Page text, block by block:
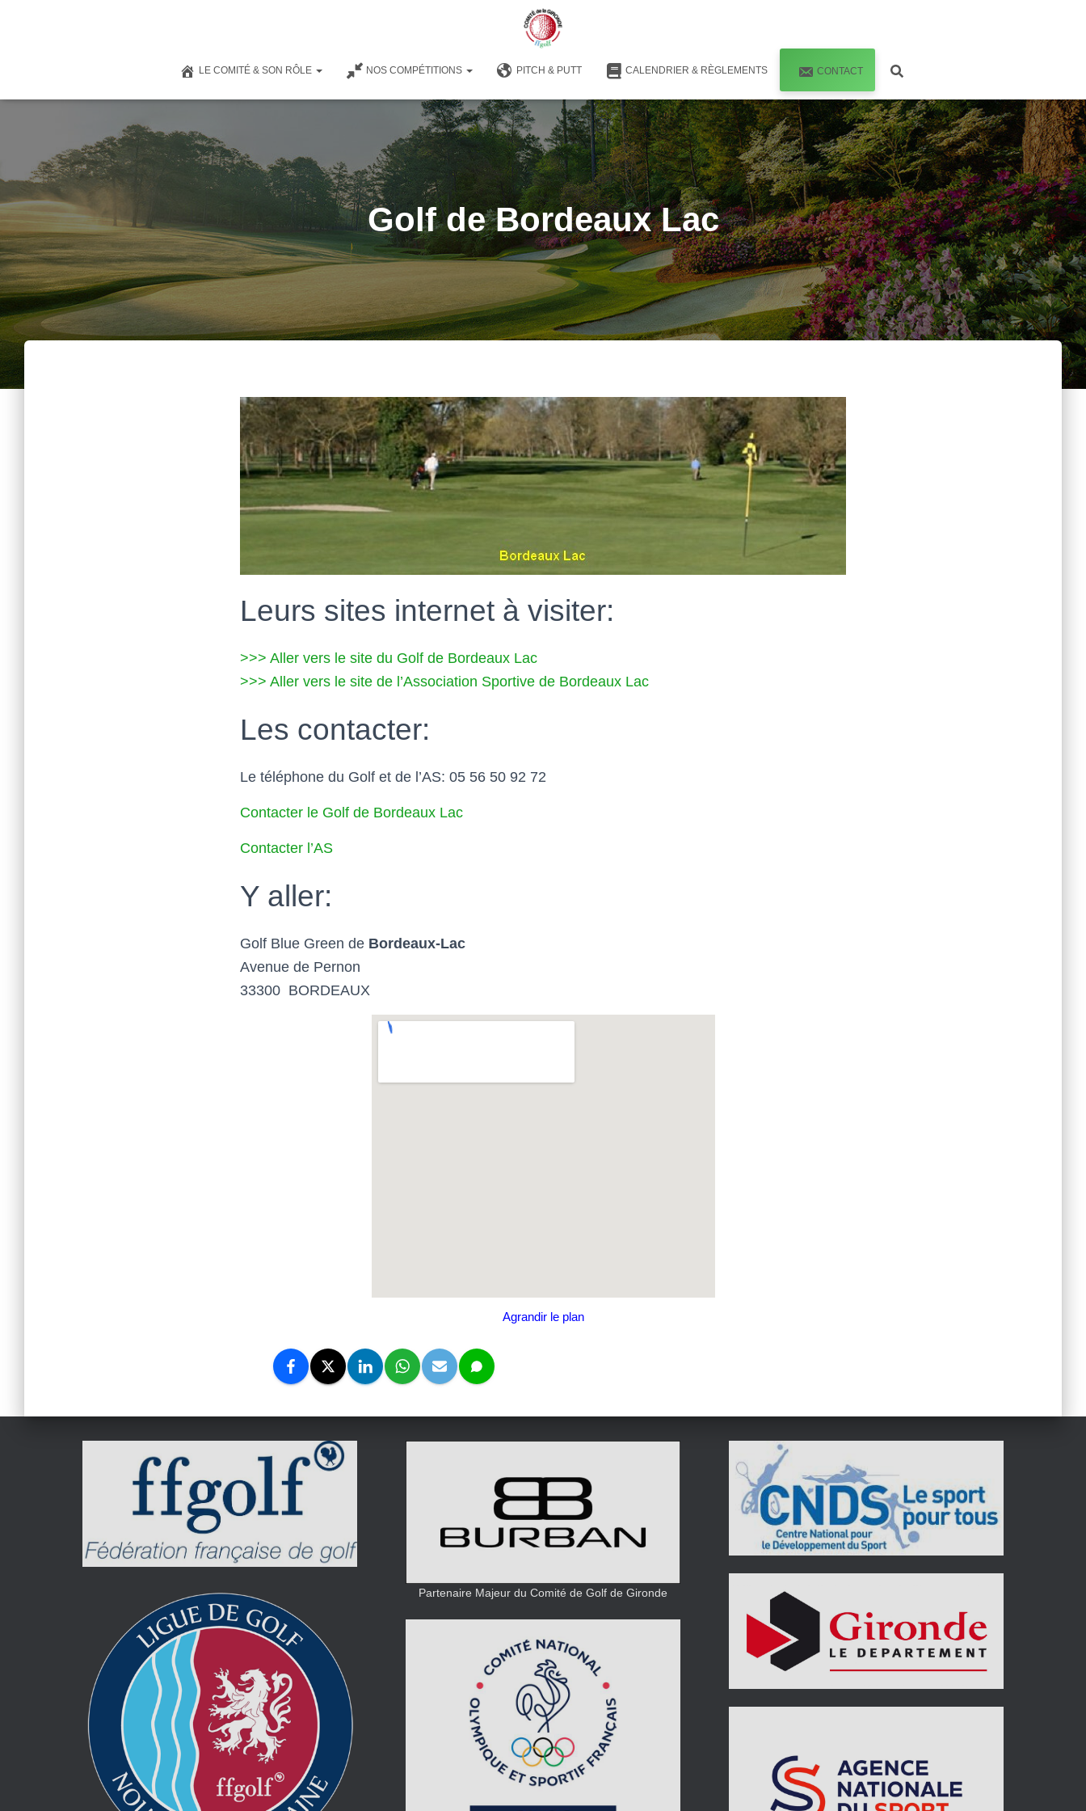
LE COMITÉ & SON RÔLE NOS COMPÉTITIONS PITCH & PUTT CALENDRIER & RÈGLEMENTS CONTACT
Golf de Bordeaux Lac
Leurs sites internet à visiter:
>>> Aller vers le site du Golf de Bordeaux Lac
>>> Aller vers le site de l’Association Sportive de Bordeaux Lac
Les contacter:
Le téléphone du Golf et de l’AS: 05 56 50 92 72
Contacter le Golf de Bordeaux Lac
Contacter l’AS
Y aller:
Golf Blue Green de Bordeaux-Lac
Avenue de Pernon
33300 BORDEAUX
Agrandir le plan
Partenaire Majeur du Comité de Golf de Gironde